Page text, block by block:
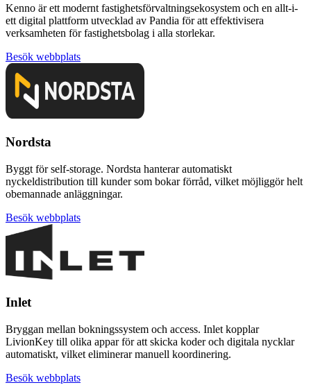
Kenno är ett modernt fastighetsförvaltningsekosystem och en allt-i-
ett digital plattform utvecklad av Pandia för att effektivisera
verksamheten för fastighetsbolag i alla storlekar.
Besök webbplats
Nordsta
Byggt för self-storage. Nordsta hanterar automatiskt
nyckeldistribution till kunder som bokar förråd, vilket möjliggör helt
obemannade anläggningar.
Besök webbplats
Inlet
Bryggan mellan bokningssystem och access. Inlet kopplar
LivionKey till olika appar för att skicka koder och digitala nycklar
automatiskt, vilket eliminerar manuell koordinering.
Besök webbplats